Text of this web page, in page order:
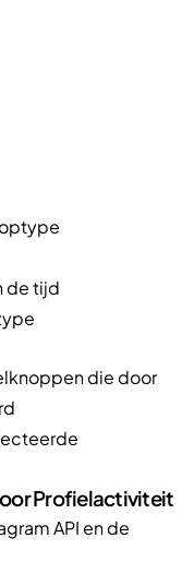
de tijd
die door
Profielactiviteit
API en de